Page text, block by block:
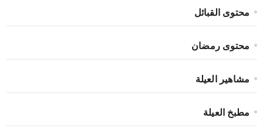
محتوى القبائل
محتوى رمضان
مشاهير العيلة
مطبخ العيلة